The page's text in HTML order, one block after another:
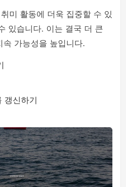
미 활동에 더욱 집중할 수 있
있습니다. 이는 결국 더 큰
가능성을 높입니다.
갱신하기